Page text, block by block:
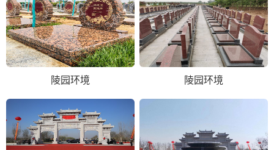
陵园环境 陵园环境